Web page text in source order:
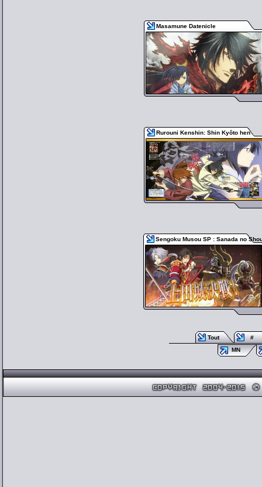
Masamune Datenicle
Rurouni Kenshin: Shin Kyôto hen
Sengoku Musou SP : Sanada no
Tout
#
MN